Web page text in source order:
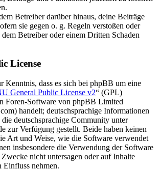
Betreiber darüber hinaus, deine Beiträge
sie gegen o. g. Regeln verstoßen oder
dem Betreiber oder einem Dritten Schaden
License
Kenntnis, dass es sich bei phpBB um eine
General Public License v2“ (GPL)
Foren-Software von phpBB Limited
handelt; deutschsprachige Informationen
deutschsprachige Community unter
zur Verfügung gestellt. Beide haben keinen
Art und Weise, wie die Software verwendet
insbesondere die Verwendung der Software
nicht untersagen oder auf Inhalte
Einfluss nehmen.